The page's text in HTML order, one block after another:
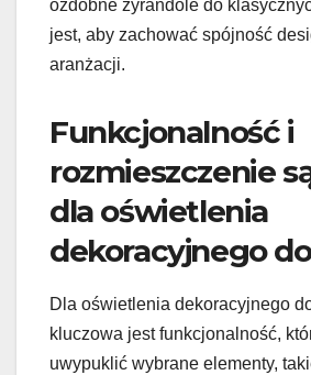
ozdobne żyrandole do
jest, aby zachować spójność
aranżacji.
Funkcjonalność i
rozmieszczenie
dla oświetlenia
dekoracyjnego
Dla oświetlenia dekoracyjnego
kluczowa jest funkcjonalność,
uwypuklić wybrane elementy,